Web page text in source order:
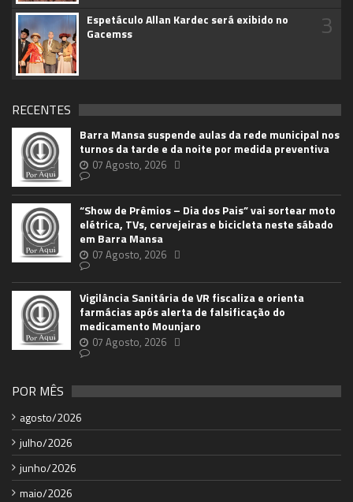
Espetáculo Allan Kardec será exibido no
Gacemss
3
RECENTES
Barra Mansa suspende aulas da rede municipal nos
turnos da tarde e da noite por medida preventiva
07 Agosto, 2026
“Show de Prêmios – Dia dos Pais” vai sortear moto
elétrica, TVs, cervejeiras e bicicleta neste sábado
em Barra Mansa
07 Agosto, 2026
Vigilância Sanitária de VR fiscaliza e orienta
farmácias após alerta de falsificação do
medicamento Mounjaro
07 Agosto, 2026
POR MÊS
agosto/2026
julho/2026
junho/2026
maio/2026